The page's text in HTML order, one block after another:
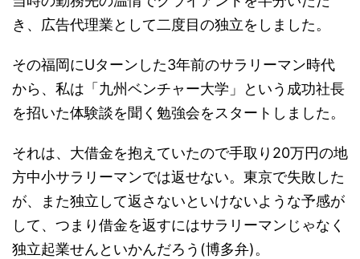
き、広告代理業として二度目の独立をしました。
その福岡にUターンした3年前のサラリーマン時代
から、私は「九州ベンチャー大学」という成功社長
を招いた体験談を聞く勉強会をスタートしました。
それは、大借金を抱えていたので手取り20万円の地
方中小サラリーマンでは返せない。東京で失敗した
が、また独立して返さないといけないような予感が
して、つまり借金を返すにはサラリーマンじゃなく
独立起業せんといかんだろう(博多弁)。